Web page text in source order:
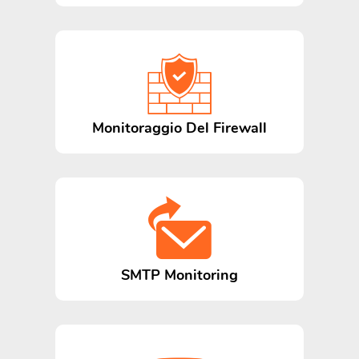
Monitoraggio Del Firewall
SMTP Monitoring